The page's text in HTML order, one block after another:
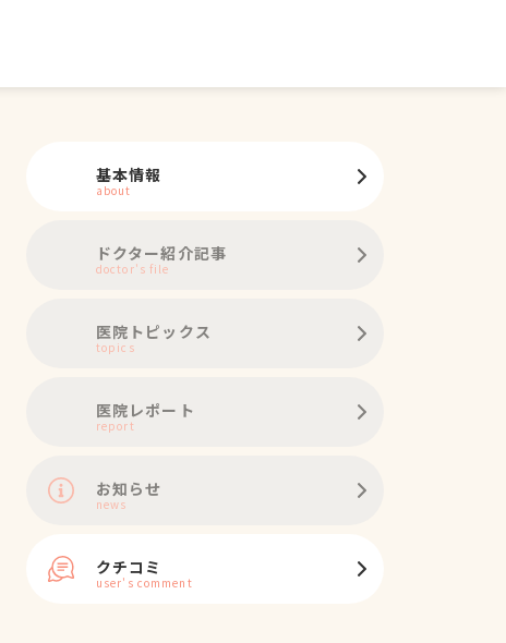
基本情報
about
ドクター紹介記事
doctor's file
医院トピックス
topics
医院レポート
report
お知らせ
news
クチコミ
user's comment